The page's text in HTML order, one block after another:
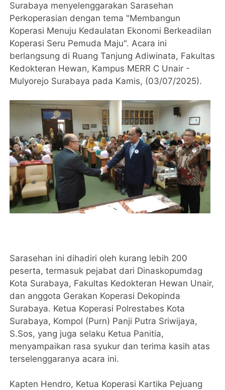
Surabaya menyelenggarakan Sarasehan
Perkoperasian dengan tema "Membangun
Koperasi Menuju Kedaulatan Ekonomi Berkeadilan
Koperasi Seru Pemuda Maju". Acara ini
berlangsung di Ruang Tanjung Adiwinata, Fakultas
Kedokteran Hewan, Kampus MERR C Unair -
Mulyorejo Surabaya pada Kamis, (03/07/2025).
Sarasehan ini dihadiri oleh kurang lebih 200
peserta, termasuk pejabat dari Dinaskopumdag
Kota Surabaya, Fakultas Kedokteran Hewan Unair,
dan anggota Gerakan Koperasi Dekopinda
Surabaya. Ketua Koperasi Polrestabes Kota
Surabaya, Kompol (Purn) Panji Putra Sriwijaya,
S.Sos, yang juga selaku Ketua Panitia,
menyampaikan rasa syukur dan terima kasih atas
terselenggaranya acara ini.
Kapten Hendro, Ketua Koperasi Kartika Pejuang